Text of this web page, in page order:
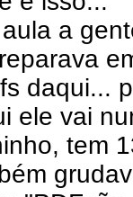
a
daqui...
ele vai
tem